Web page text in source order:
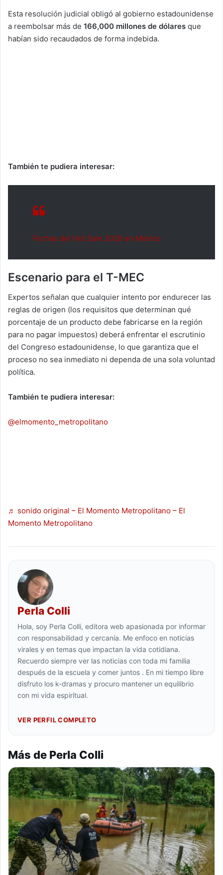
Esta resolución judicial obligó al gobierno estadounidense
a reembolsar más de 166,000 millones de dólares que
habían sido recaudados de forma indebida.
También te pudiera interesar:
Fechas del Hot Sale 2026 en México
Escenario para el T-MEC
Expertos señalan que cualquier intento por endurecer las
reglas de origen (los requisitos que determinan qué
porcentaje de un producto debe fabricarse en la región
para no pagar impuestos) deberá enfrentar el escrutinio
del Congreso estadounidense, lo que garantiza que el
proceso no sea inmediato ni dependa de una sola voluntad
política.
También te pudiera interesar:
@elmomento_metropolitano
♬ sonido original – El Momento Metropolitano – El
Momento Metropolitano
Perla Colli
Hola, soy Perla Colli, editora web apasionada por informar
con responsabilidad y cercanía. Me enfoco en noticias
virales y en temas que impactan la vida cotidiana.
Recuerdo siempre ver las noticias con toda mi familia
después de la escuela y comer juntos . En mi tiempo libre
disfruto los k-dramas y procuro mantener un equilibrio
con mi vida espiritual.
VER PERFIL COMPLETO
Más de Perla Colli